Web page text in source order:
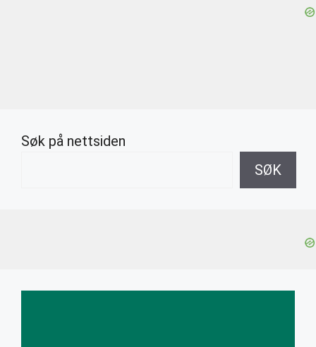
Søk på nettsiden
SØK